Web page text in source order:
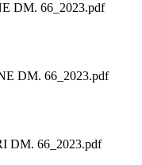
DM. 66_2023.pdf
DM. 66_2023.pdf
DM. 66_2023.pdf